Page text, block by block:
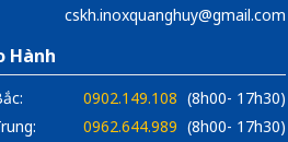
cskh.inoxquanghuy@gmail.com
Hành
0902.149.108 (8h00- 17h30)
0962.644.989 (8h00- 17h30)